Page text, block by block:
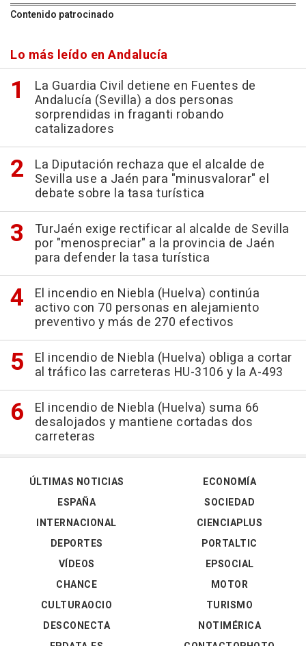
Contenido patrocinado
Lo más leído en Andalucía
La Guardia Civil detiene en Fuentes de
Andalucía (Sevilla) a dos personas
sorprendidas in fraganti robando
catalizadores
La Diputación rechaza que el alcalde de
Sevilla use a Jaén para "minusvalorar" el
debate sobre la tasa turística
TurJaén exige rectificar al alcalde de Sevilla
por "menospreciar" a la provincia de Jaén
para defender la tasa turística
El incendio en Niebla (Huelva) continúa
activo con 70 personas en alejamiento
preventivo y más de 270 efectivos
El incendio de Niebla (Huelva) obliga a cortar
al tráfico las carreteras HU-3106 y la A-493
El incendio de Niebla (Huelva) suma 66
desalojados y mantiene cortadas dos
carreteras
ÚLTIMAS NOTICIAS
ESPAÑA
INTERNACIONAL
DEPORTES
VÍDEOS
ECONOMÍA
SOCIEDAD
CIENCIAPLUS
PORTALTIC
EPSOCIAL
CHANCE
CULTURAOCIO
DESCONECTA
MOTOR
TURISMO
NOTIMÉRICA